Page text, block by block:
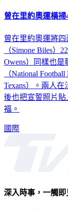
曾在里約奧運橫
曾在里約奧運將
（Simone Biles）
Owens）同樣也
（National
Texans）。兩人
後也把宣誓照片
福。
國際
深入時事，一觸即